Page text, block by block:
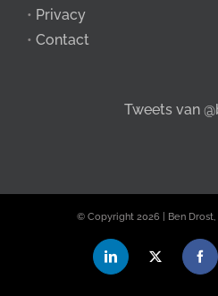
• Privacy
• Contact
Tweets van
© Copyright 2026 | Ben
LinkedInX